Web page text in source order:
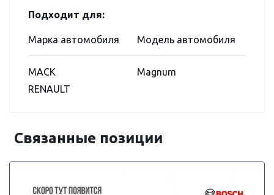
Подходит для:
Марка автомобиля Модель автомобиля
MACK
RENAULT
Magnum
Связанные позиции